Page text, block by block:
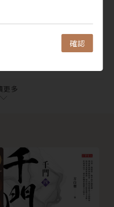
確認
》電影音樂，潘麗麗專輯
》、李靜美專輯《情
思念的歌》、蔡琴專輯
《生活影印機》，與選舉
獎章散文獎、2003年年
中市大墩文學貢獻獎等。
婆的情緣│木魚子
進香感恩之行│巧克力
貴的功課│顏珮珊
瑞蘭
修
更多